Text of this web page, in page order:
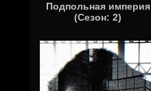
Подпольная империя
(Cезон: 2)